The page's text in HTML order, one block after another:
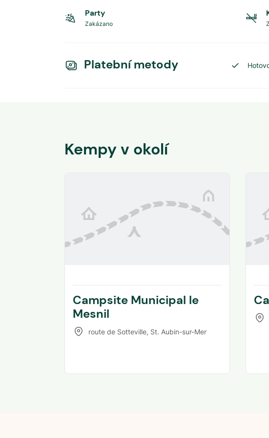
Party
Zakázano
Platební metody
Kempy v okolí
Campsite Municipal le
Mesnil
route de Sotteville, St. Aubin-sur-Mer